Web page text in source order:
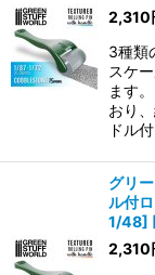
2,310
3種類
スケ
ます
おり
ドル
グリ
ル付
1/48]
2,310